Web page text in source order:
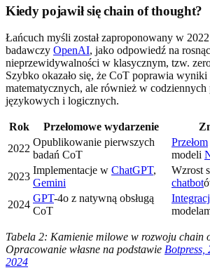
Kiedy pojawił się chain of thought?
Łańcuch myśli został zaproponowany w
badawczy OpenAI, jako odpowiedź na
nieprzewidywalności w klasycznym, tzw.
Szybko okazało się, że CoT poprawia
matematycznych, ale również w codziennych
językowych i logicznych.
Rok Przełomowe wydarzenie
2022
Opublikowanie pierwszych
badań CoT
Przełom
modeli
2023
Implementacje w ChatGPT,
Gemini
Wzrost
chatbot
2024
GPT-4o z natywną obsługą
CoT
Tabela 2: Kamienie milowe w rozwoju chain
Opracowanie własne na podstawie Botpress,
2024